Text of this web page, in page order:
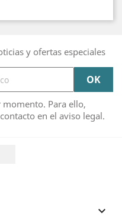
y ofertas especiales
momento. Para ello,
en el aviso legal.
